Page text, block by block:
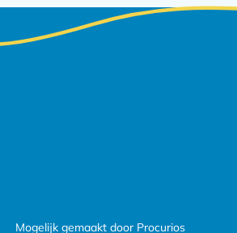
Mogelijk gemaakt door Procurios